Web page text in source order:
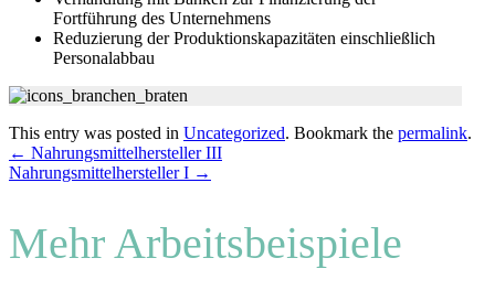
Fortführung des Unternehmens
Reduzierung der Produktionskapazitäten einschließlich
Personalabbau
This entry was posted in Uncategorized. Bookmark the permalink.
Post
navigation
← Nahrungsmittelhersteller III
Nahrungsmittelhersteller I →
Mehr Arbeitsbeispiele